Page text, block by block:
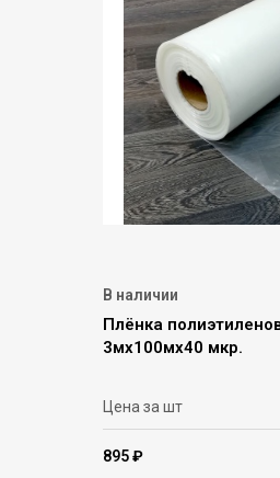
В наличии
Плёнка
3мх100мх40 мкр.
Цена за шт
895 ₽